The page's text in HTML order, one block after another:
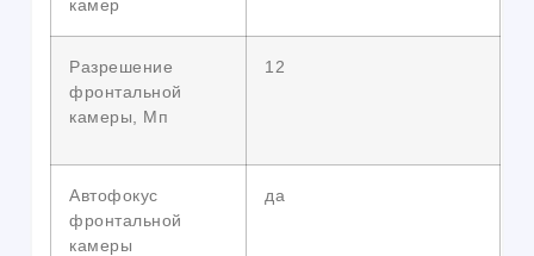
камер
Разрешение
фронтальной
камеры, Мп
12
Автофокус
фронтальной
камеры
да